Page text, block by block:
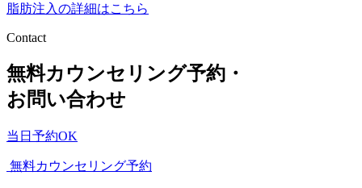
脂肪注入の詳細はこちら
Contact
無料カウンセリング予約・
お問い合わせ
当日予約OK
無料カウンセリング予約